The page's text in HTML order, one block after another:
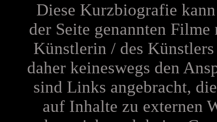
Diese Kurzbiografie
der Seite genannten
Künstlerin / des
daher keineswegs den
sind Links angebracht,
auf Inhalte zu externen